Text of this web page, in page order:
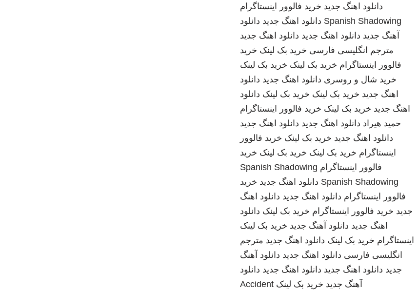
دانلود اهنگ جدید خرید فالوور اینستاگرام
Spanish Shadowing دانلود اهنگ جدید دانلود
آهنگ جدید دانلود اهنگ جدید دانلود اهنگ جدید
مترجم انگلیسی فارسی خرید بک لینک خرید
فالوور اینستاگرام خرید بک لینک خرید بک لینک
خرید شال و روسری دانلود اهنگ جدید دانلود
اهنگ جدید خرید بک لینک خرید بک لینک دانلود
اهنگ جدید خرید بک لینک خرید فالوور اینستاگرام
حمید هیراد دانلود اهنگ جدید دانلود اهنگ جدید
دانلود اهنگ جدید خرید بک لینک خرید فالوور
اینستاگرام خرید بک لینک خرید بک لینک خرید
فالوور اینستاگرام Spanish Shadowing
Spanish Shadowing دانلود اهنگ جدید خرید
فالوور اینستاگرام دانلود اهنگ جدید دانلود اهنگ
جدید خرید فالوور اینستاگرام خرید بک لینک دانلود
اهنگ جدید دانلود آهنگ جدید خرید بک لینک
اینستاگرام خرید بک لینک دانلود اهنگ جدید مترجم
انگلیسی فارسی دانلود اهنگ جدید دانلود آهنگ
جدید دانلود اهنگ جدید دانلود اهنگ جدید دانلود
آهنگ جدید خرید بک لینک Accident